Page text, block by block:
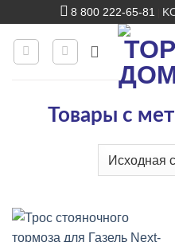
content
8 800 222-65-81
Товары с